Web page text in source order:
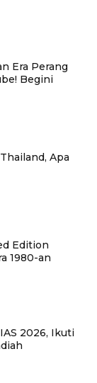
Era Perang
Begini
Apa
Edition
1980-an
2026, Ikuti